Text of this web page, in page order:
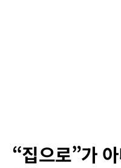
“집으로”가